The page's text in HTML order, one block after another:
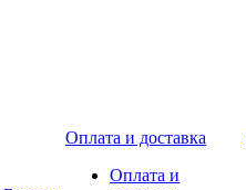
Оплата и доставка
Оплата и